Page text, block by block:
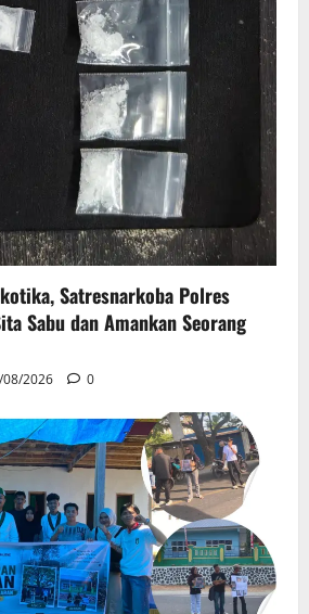
Satresnarkoba Polres
Sabu dan Amankan Seorang
2026 0